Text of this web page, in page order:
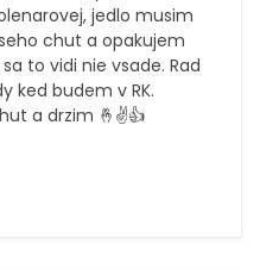
jedlo musim
chut a opakujem
to vidi nie vsade. Rad
ked budem v RK.
a drzim 🤞✌️👍